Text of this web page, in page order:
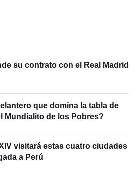
su contrato con el Real Madrid
que domina la tabla de
Mundialito de los Pobres?
visitará estas cuatro ciudades
a Perú